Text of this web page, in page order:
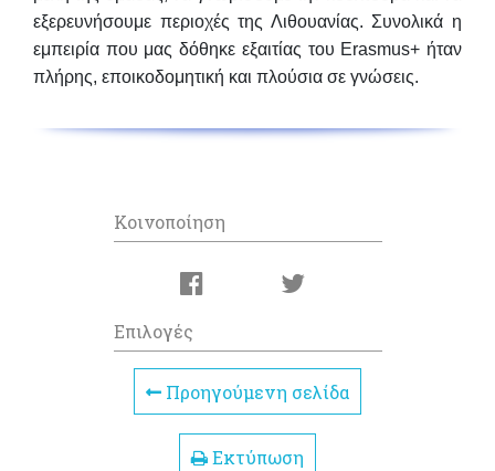
εξερευνήσουμε περιοχές της Λιθουανίας. Συνολικά η
εμπειρία που μας δόθηκε εξαιτίας του Erasmus+ ήταν
πλήρης, εποικοδομητική και πλούσια σε γνώσεις.
Κοινοποίηση
Επιλογές
Προηγούμενη σελίδα
Εκτύπωση